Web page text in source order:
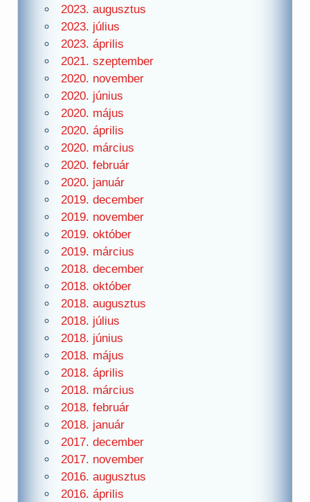
2023. augusztus
2023. július
2023. április
2021. szeptember
2020. november
2020. június
2020. május
2020. április
2020. március
2020. február
2020. január
2019. december
2019. november
2019. október
2019. március
2018. december
2018. október
2018. augusztus
2018. július
2018. június
2018. május
2018. április
2018. március
2018. február
2018. január
2017. december
2017. november
2016. augusztus
2016. április